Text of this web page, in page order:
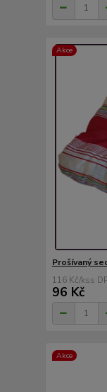
Akce
Prošívaný
116 Kč/ks
96 Kč
Akce